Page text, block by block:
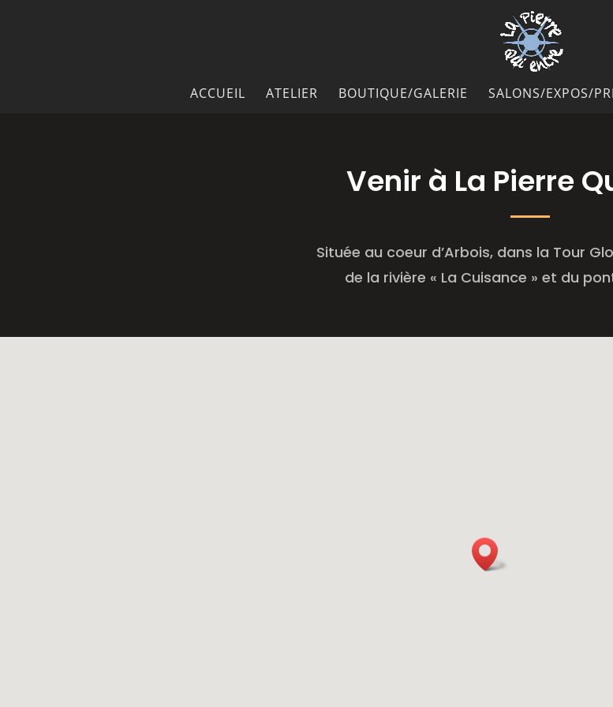
ACCUEIL ATELIER BOUTIQUE/GALERIE SALONS/EXPOS/
Venir à La Pierre
Située au coeur d’Arbois, dans la Tour
de la rivière « La Cuisance » et du